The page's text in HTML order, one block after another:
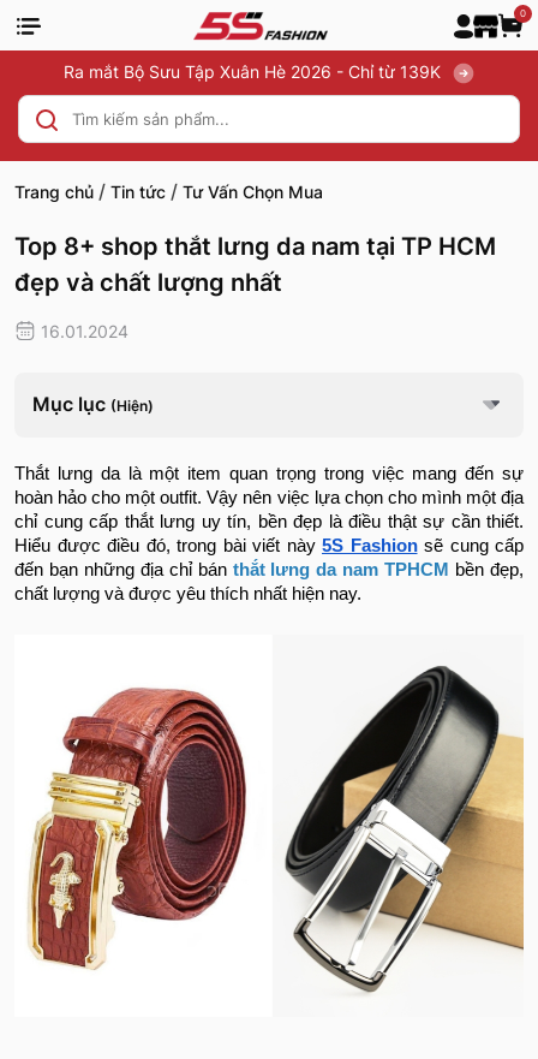
0
Ra mắt Bộ Sưu Tập Xuân Hè 2026 - Chỉ từ 139K
Trang chủ / Tin tức / Tư Vấn Chọn Mua
Top 8+ shop thắt lưng da nam tại TP HCM
đẹp và chất lượng nhất
16.01.2024
Mục lục (Hiện)
Thắt lưng da là một item quan trọng trong việc mang đến sự
hoàn hảo cho một outfit. Vậy nên việc lựa chọn cho mình một địa
chỉ cung cấp thắt lưng uy tín, bền đẹp là điều thật sự cần thiết.
Hiểu được điều đó, trong bài viết này 5S Fashionsẽ cung cấp
đến bạn những địa chỉ bán thắt lưng da nam TPHCM
bền đẹp,
chất lượng và được yêu thích nhất hiện nay.